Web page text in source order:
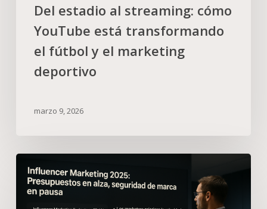
Del estadio al streaming: cómo
YouTube está transformando
el fútbol y el marketing
deportivo
marzo 9, 2026